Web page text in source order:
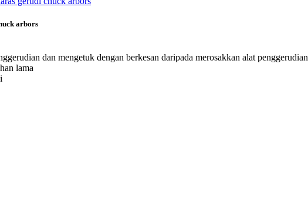
arbors
dan mengetuk dengan berkesan daripada merosakkan alat penggerudian
lama